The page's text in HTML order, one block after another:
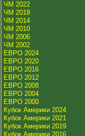
ЧМ 2022
ЧМ 2018
ЧМ 2014
ЧМ 2010
ЧМ 2006
ЧМ 2002
ЕВРО 2024
ЕВРО 2020
ЕВРО 2016
ЕВРО 2012
ЕВРО 2008
ЕВРО 2004
ЕВРО 2000
Кубок Америки 2024
Кубок Америки 2021
Кубок Америки 2019
Кубок Америки 2016